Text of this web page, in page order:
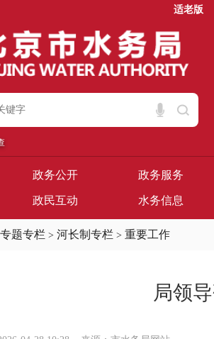
适老版
政务公开 政务服务
政民互动 水务信息
专题专栏 > 河长制专栏 > 重要工作
局领